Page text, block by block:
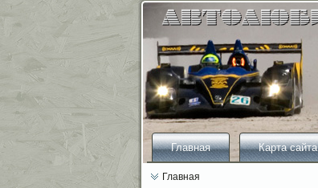
Главная Карта сайта
Главная